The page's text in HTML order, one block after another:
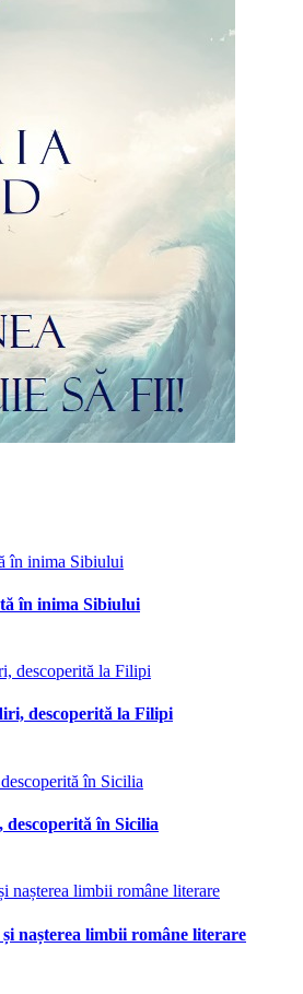
în inima Sibiului
descoperită la Filipi
descoperită în Sicilia
nașterea limbii române literare